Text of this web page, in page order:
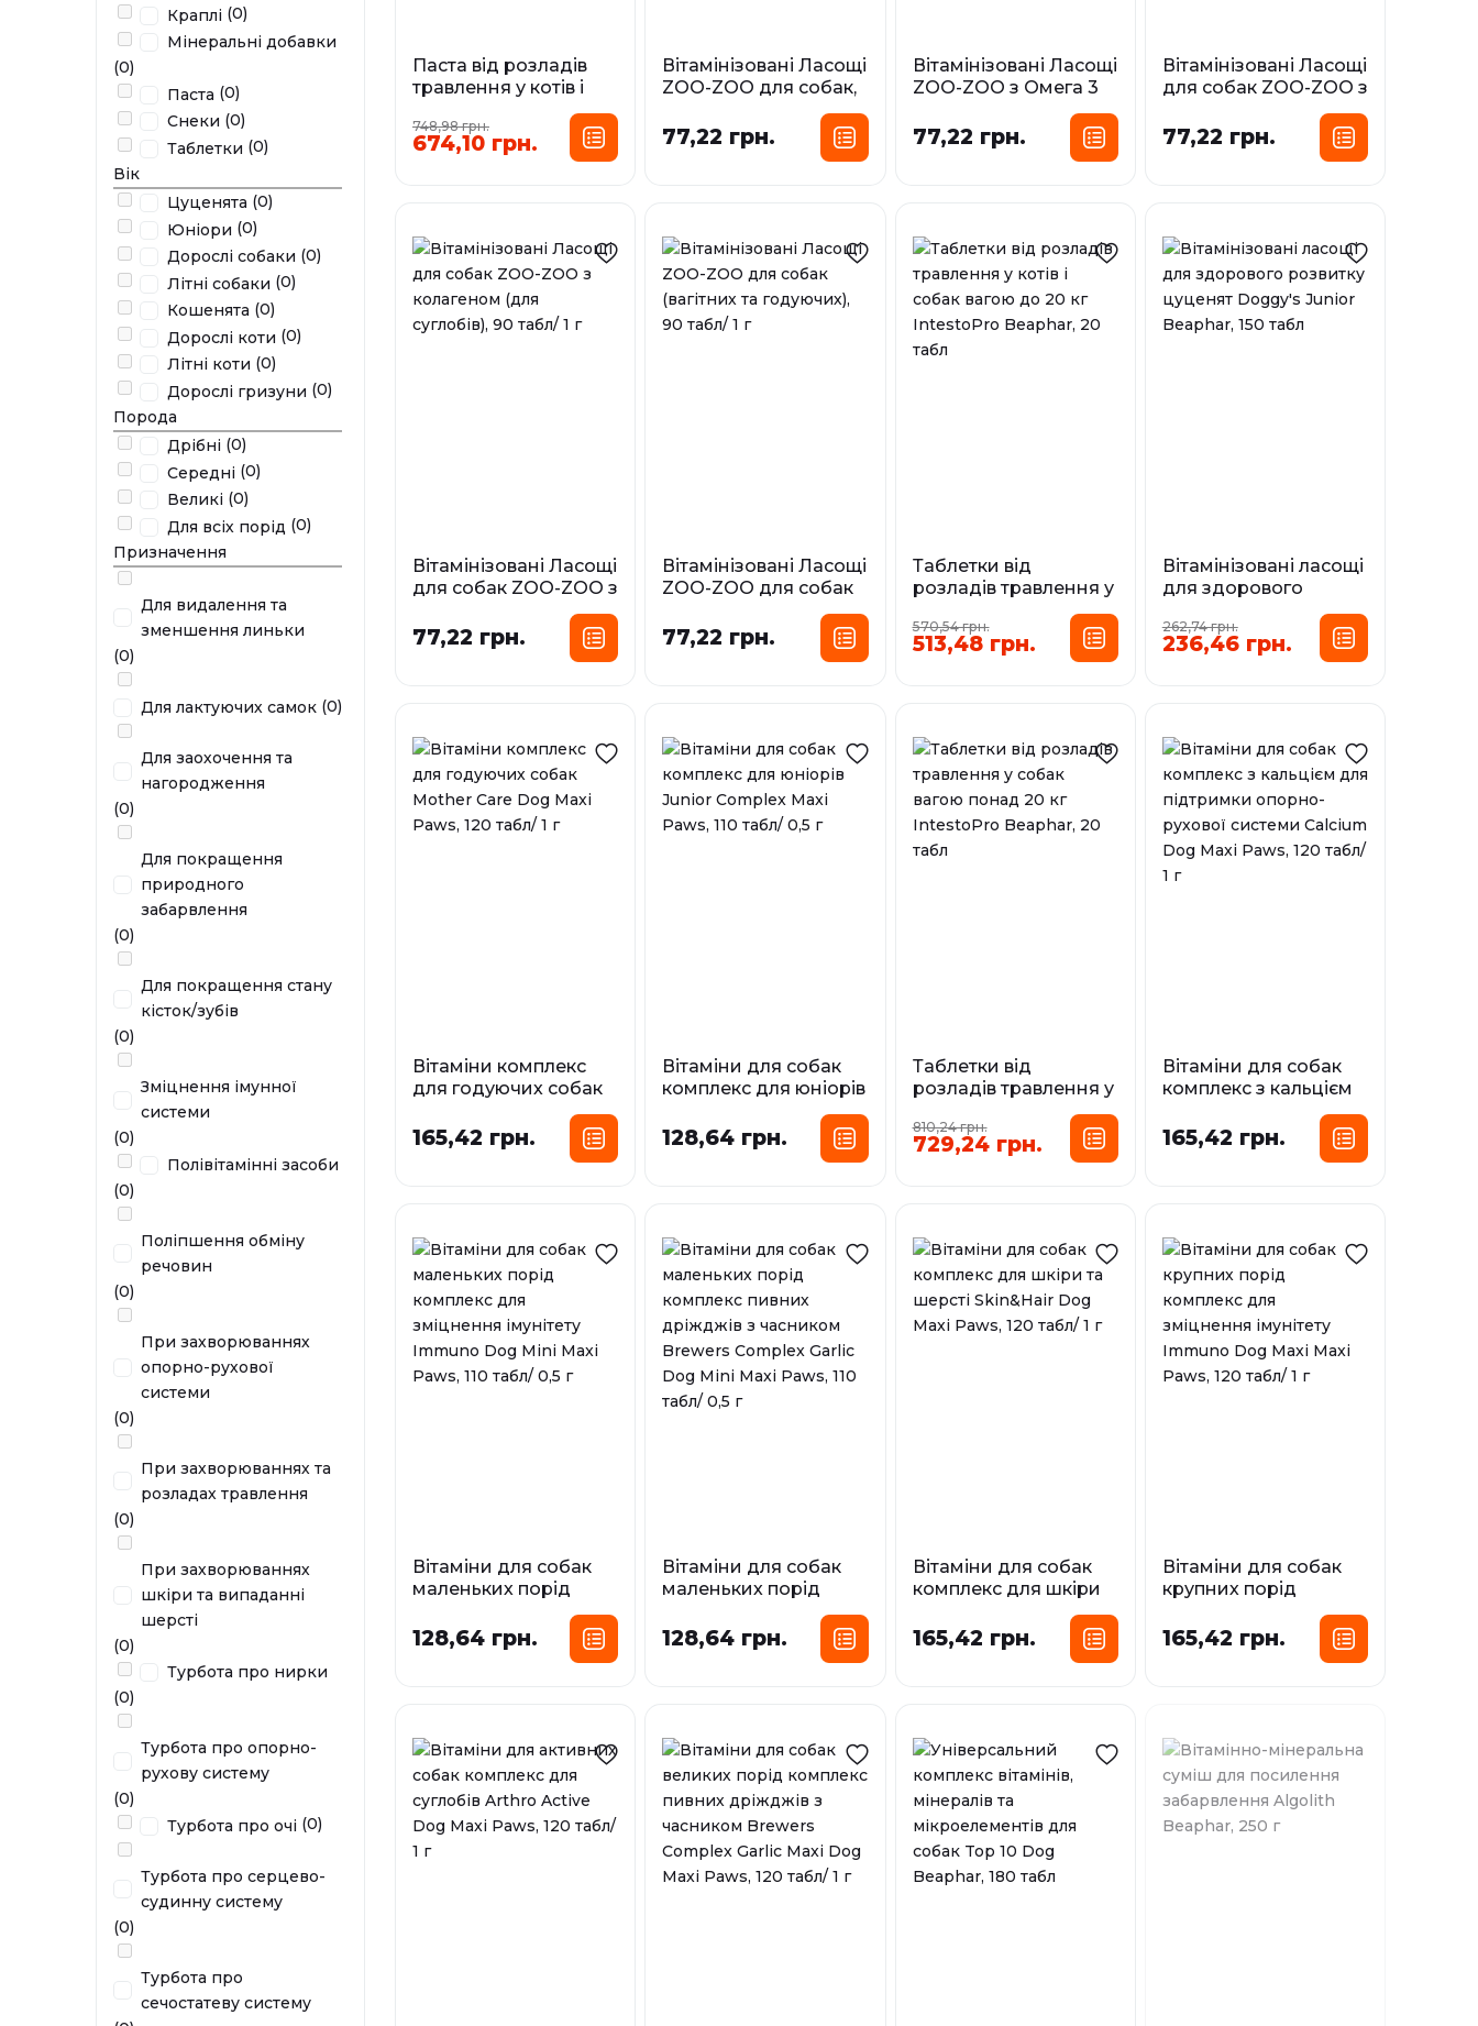
Краплі (0)
Мінеральні добавки
(0)
Паста (0)
Снеки (0)
Таблетки (0)
Вік
Цуценята (0)
Юніори (0)
Дорослі собаки (0)
Літні собаки (0)
Кошенята (0)
Дорослі коти (0)
Літні коти (0)
Дорослі гризуни (0)
Порода
Дрібні (0)
Середні (0)
Великі (0)
Для всіх порід (0)
Призначення
Для видалення та
зменшення линьки
(0)
Для лактуючих самок (0)
Для заохочення та
нагородження
(0)
Для покращення
природного
забарвлення
(0)
Для покращення стану
кісток/зубів
(0)
Зміцнення імунної
системи
(0)
Полівітамінні засоби
(0)
Поліпшення обміну
речовин
(0)
При захворюваннях
опорно-рухової
системи
(0)
При захворюваннях та
розладах травлення
(0)
При захворюваннях
шкіри та випаданні
шерсті
(0)
Турбота про нирки
(0)
Турбота про опорно-
рухову систему
(0)
Турбота про очі (0)
Турбота про серцево-
судинну систему
(0)
Турбота про
сечостатеву систему
Паста від розладів
травлення у котів і
собак вагою до 15 кг
IntestoPro Beaphar,
20 мл
748,98 грн.
674,10 грн.
Вітамінізовані Ласощі
ZOO-ZOO для собак,
водоростями, 90
табл/ 1 г
77,22 грн.
Вітамінізовані Ласощі
ZOO-ZOO з Омега 3
для цуценят, 90 табл/
1 г
У наявності
77,22 грн.
Вітамінізовані Ласощі
для собак ZOO-ZOO з
кальцієм, 90 табл/ 1 г
Фасування:
77,22 грн.
Вітамінізовані Ласощі
для собак ZOO-ZOO з
суглобів), 90 табл/ 1 г
У наявності
77,22 грн.
Вітамінізовані Ласощі
ZOO-ZOO для собак
годуючих), 90 табл/ 1 г
У наявності
77,22 грн.
Таблетки від
розладів травлення у
котів і собак вагою до
20 кг IntestoPro
Beaphar, 20 табл
570,54 грн.
513,48 грн.
Вітамінізовані ласощі
для здорового
розвитку цуценят
Doggy's Junior
Beaphar, 150 табл
262,74 грн.
236,46 грн.
Вітаміни комплекс
для годуючих собак
Mother Care Dog Maxi
Paws, 120 табл/ 1 г
165,42 грн.
Вітаміни для собак
комплекс для юніорів
Junior Complex Maxi
Paws, 110 табл/ 0,5 г
128,64 грн.
Таблетки від
розладів травлення у
собак вагою понад
20 кг IntestoPro
Beaphar, 20 табл
810,24 грн.
729,24 грн.
Вітаміни для собак
комплекс з кальцієм
опорно-рухової
системи Calcium Dog
165,42 грн.
Вітаміни для собак
маленьких порід
зміцнення імунітету
Immuno Dog Mini
128,64 грн.
Вітаміни для собак
маленьких порід
дріжджів з часником
Brewers Complex
128,64 грн.
Вітаміни для собак
комплекс для шкіри
та шерсті Skin&Hair
Dog Maxi Paws, 120
табл/ 1 г
165,42 грн.
Вітаміни для собак
крупних порід
зміцнення імунітету
Immuno Dog Maxi
165,42 грн.